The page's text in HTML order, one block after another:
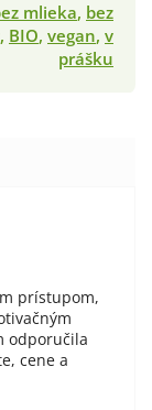
mlieka, bez
, BIO, vegan, v
prášku
prístupom,
odporučila
cene a